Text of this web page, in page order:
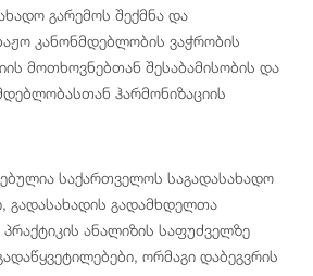
გარემოს შექმნა და
კანონმდებლობის ვაჭრობის
მოთხოვნებთან შესაბამისობის და
ჰარმონიზაციის
საქართველოს საგადასახადო
გადასახადის გადამხდელთა
ანალიზის საფუძველზე
ორმაგი დაბეგვრის